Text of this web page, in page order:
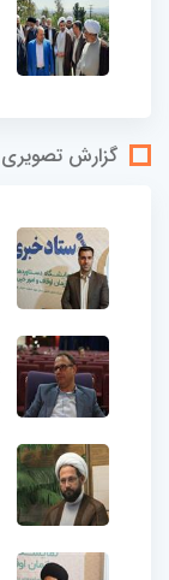
گزارش تصویری